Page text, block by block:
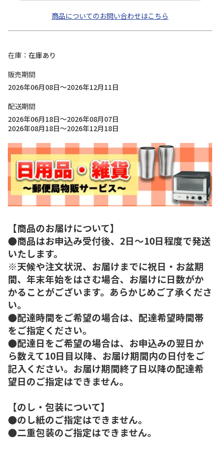
商品についてのお問い合わせはこちら
在庫
在庫あり
販売期間
2026年06月08日～2026年12月11日
配送期間
2026年06月18日～2026年08月07日
2026年08月18日～2026年12月18日
【商品のお届けについて】
●商品はお申込み受付後、2日～10日程度で発送
いたします。
※天候や注文状況、お届けまでに祝日・お盆期
間、年末年始をはさむ場合、お届けに日数がか
かることがございます。あらかじめご了承くださ
い。
●配達時間をご希望の場合は、配達希望時間帯
をご指定ください。
●配達日をご希望の場合は、お申込みの翌日か
ら数えて10日目以降、お届け期間内の日付をご
記入ください。お届け期間終了日以降の配達希
望日のご指定はできません。
【のし・包装について】
●のし紙のご指定はできません。
●二重包装のご指定はできません。